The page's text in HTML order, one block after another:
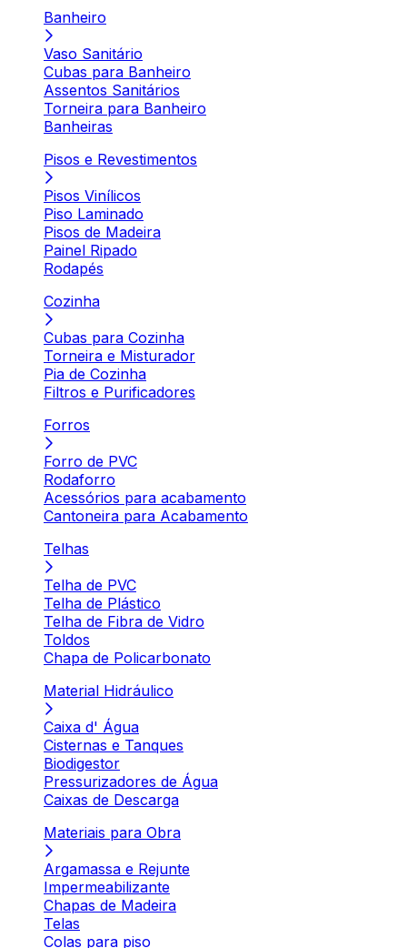
Banheiro
Vaso Sanitário
Cubas para Banheiro
Assentos Sanitários
Torneira para Banheiro
Banheiras
Pisos e Revestimentos
Pisos Vinílicos
Piso Laminado
Pisos de Madeira
Painel Ripado
Rodapés
Cozinha
Cubas para Cozinha
Torneira e Misturador
Pia de Cozinha
Filtros e Purificadores
Forros
Forro de PVC
Rodaforro
Acessórios para acabamento
Cantoneira para Acabamento
Telhas
Telha de PVC
Telha de Plástico
Telha de Fibra de Vidro
Toldos
Chapa de Policarbonato
Material Hidráulico
Caixa d' Água
Cisternas e Tanques
Biodigestor
Pressurizadores de Água
Caixas de Descarga
Materiais para Obra
Argamassa e Rejunte
Impermeabilizante
Chapas de Madeira
Telas
Colas para piso